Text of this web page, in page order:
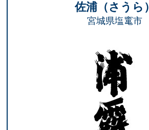
佐浦（さうら）
宮城県塩竃市